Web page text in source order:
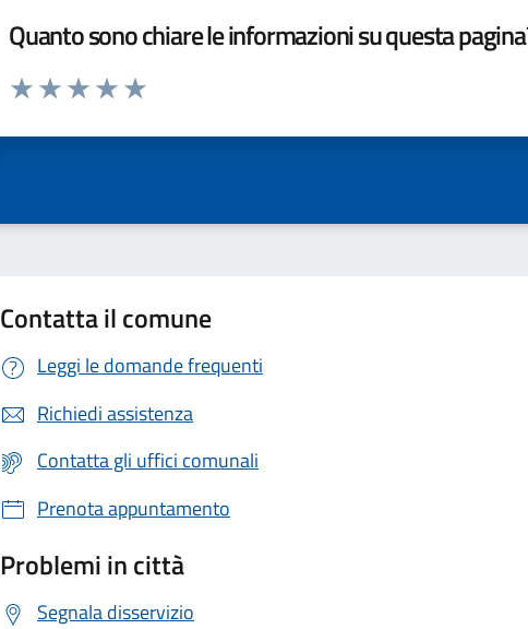
Quanto sono chiare le informazioni su questa
Valuta da 1 a 5 stelle la pagina
Contatta il comune
Leggi le domande frequenti
Richiedi assistenza
Contatta gli uffici comunali
Prenota appuntamento
Problemi in città
Segnala disservizio